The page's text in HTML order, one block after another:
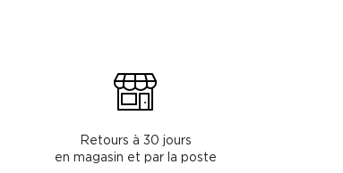
Retours à 30 jours
en magasin et par la poste